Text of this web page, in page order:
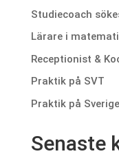
Studiecoach
Lärare i
Receptionist &
Praktik på SVT
Praktik på
Senaste